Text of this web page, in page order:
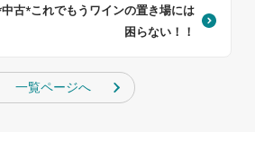
古*これでもうワインの置き場には
困らない！！
一覧ページへ